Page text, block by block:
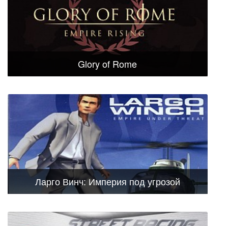
Glory of Rome
Ларго Винч: Империя под угрозой